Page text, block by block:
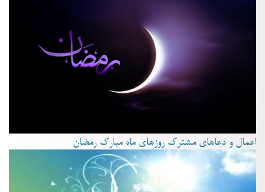
اعمال و دعاهای مشترک روزهای ماه مبارک رمضان